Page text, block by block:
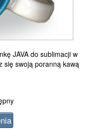
JAVA do sublimacji w
się swoją poranną kawą